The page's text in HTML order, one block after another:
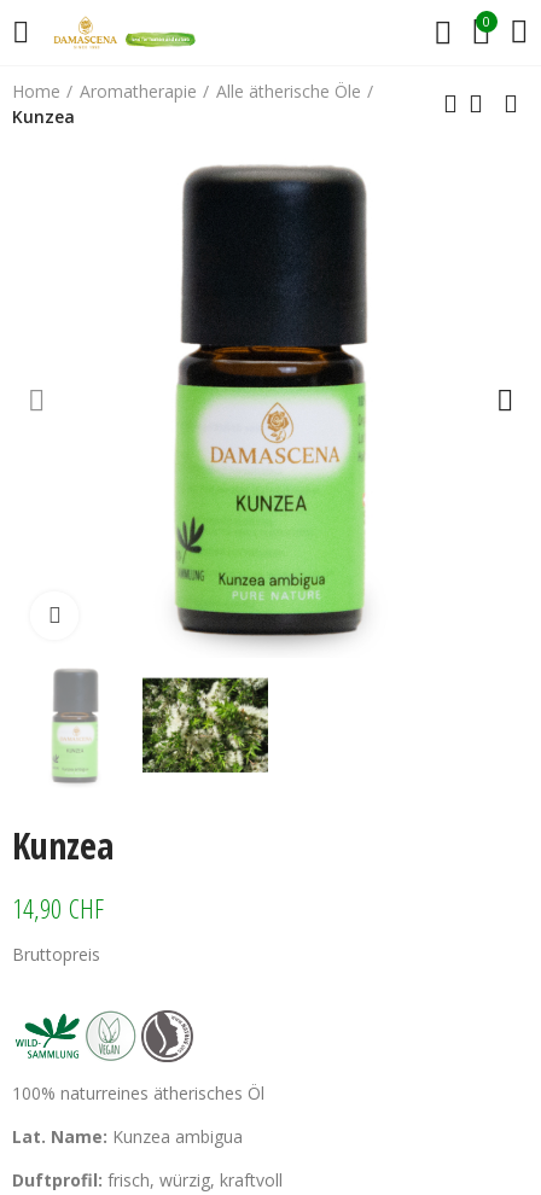
0
Home Aromatherapie
Alle ätherische Öle
Kunzea
Klicken zum vergrössern
Kunzea
14,90 CHF
Bruttopreis
100% naturreines ätherisches Öl
Lat. Name: Kunzea ambigua
Duftprofil: frisch, würzig, kraftvoll